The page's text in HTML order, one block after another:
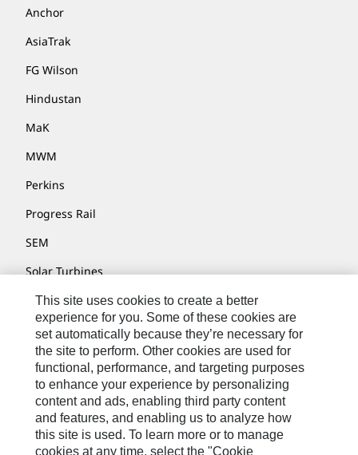
Anchor
AsiaTrak
FG Wilson
Hindustan
MaK
MWM
Perkins
Progress Rail
SEM
Solar Turbines
SPM Oil & Gas
Turner Powertrain Systems
Contatti
Mappa Del Sito
Cookie Settings
This site uses cookies to create a better
experience for you. Some of these cookies are
set automatically because they’re necessary for
the site to perform. Other cookies are used for
functional, performance, and targeting purposes
to enhance your experience by personalizing
content and ads, enabling third party content
and features, and enabling us to analyze how
this site is used. To learn more or to manage
cookies at any time, select the "Cookie